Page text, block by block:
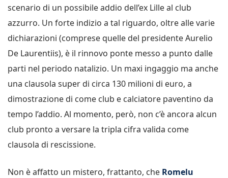
scenario di un possibile addio dell’ex Lille al club
azzurro. Un forte indizio a tal riguardo, oltre alle varie
dichiarazioni (comprese quelle del presidente Aurelio
De Laurentiis), è il rinnovo ponte messo a punto dalle
parti nel periodo natalizio. Un maxi ingaggio ma anche
una clausola super di circa 130 milioni di euro, a
dimostrazione di come club e calciatore paventino da
tempo l’addio. Al momento, però, non c’è ancora alcun
club pronto a versare la tripla cifra valida come
clausola di rescissione.
Non è affatto un mistero, frattanto, che Romelu